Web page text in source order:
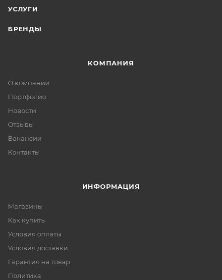
УСЛУГИ
БРЕНДЫ
КОМПАНИЯ
О компании
Портфолио
Новости
Отзывы
Вакансии
Контакты
ИНФОРМАЦИЯ
Магазины
Как купить
Условия оплаты
Условия доставки
Гарантия на товар
Политика